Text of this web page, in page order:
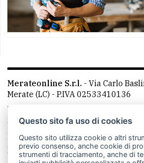
Merateonline S.r.l. - Via Carlo
Merate (LC) - P.IVA 02533410136
Telefono:
mail: redazione@merateonline.it
La redazione
CasateOnline
Made by VIP
Questo sito fa uso di cookies
Questo sito utilizza cookie o altri
previo consenso, anche cookie di
strumenti di tracciamento, anche di